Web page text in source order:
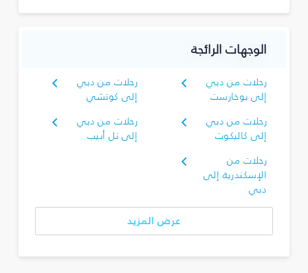
الوجهات الرائجة
رحلات من دبي
إلى بوخارست
رحلات من دبي
إلى كوتشي
رحلات من دبي
إلى كاليكوت
رحلات من دبي
إلى تل أبيب
رحلات من
الإسكندرية إلى
دبي
عرض المزيد